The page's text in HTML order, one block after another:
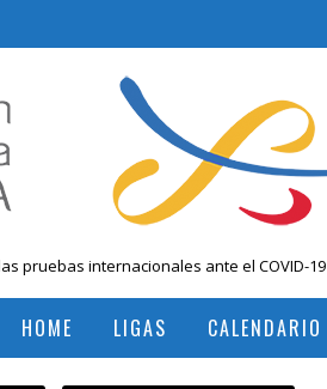
pruebas internacionales ante el COVID-19
HOME LIGAS CALENDARIO